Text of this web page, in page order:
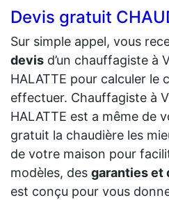
Devis gratuit
Sur simple appel, vous
devis d’un chauffagiste à
HALATTE pour calculer le
effectuer. Chauffagiste à
HALATTE est a même de
gratuit la chaudière les
de votre maison pour
modèles, des garanties et
est conçu pour vous